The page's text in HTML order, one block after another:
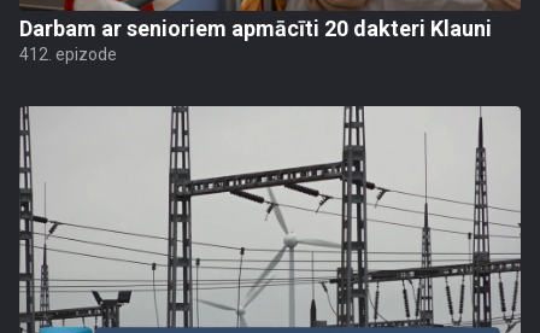
Darbam ar senioriem apmācīti 20 dakteri Klauni
412. epizode